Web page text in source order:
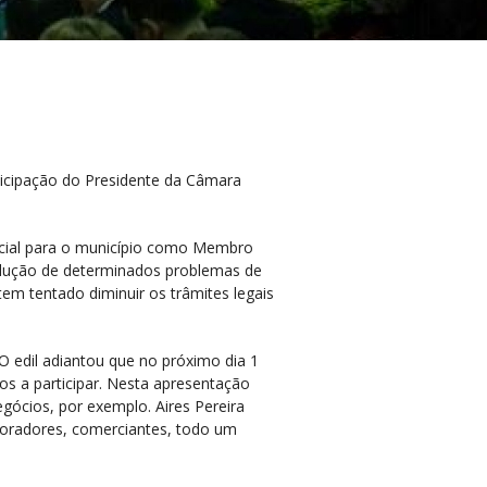
do Presidente da Câmara
para o município como Membro
de determinados problemas de
tentado diminuir os trâmites legais
edil adiantou que no próximo dia 1
a participar. Nesta apresentação
por exemplo. Aires Pereira
comerciantes, todo um